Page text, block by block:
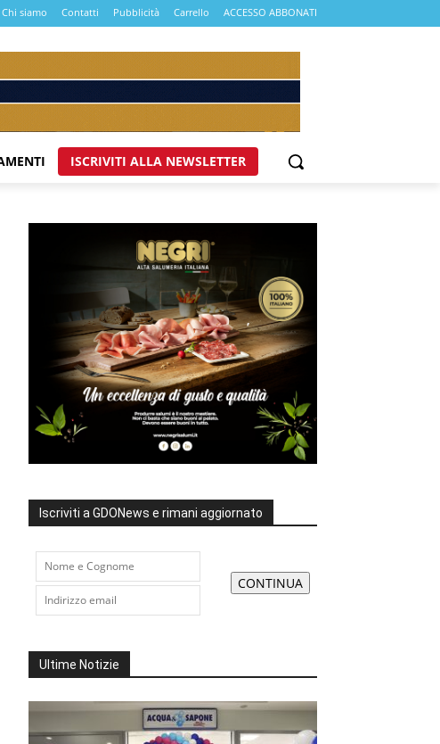
Chi siamo Contatti Pubblicità Carrello ACCESSO ABBONATI
ISCRIVITI ALLA NEWSLETTER
Iscriviti a GDONews e rimani aggiornato
Ultime Notizie